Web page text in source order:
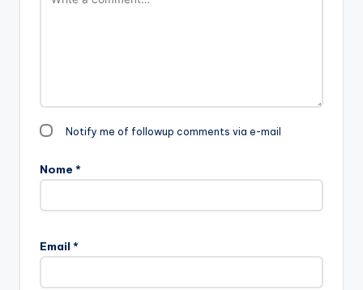
Notify me of followup comments via e-mail
Nome *
Email *